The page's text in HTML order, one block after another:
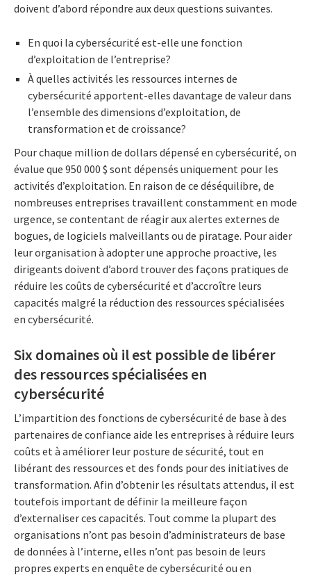
doivent d’abord répondre aux deux questions suivantes.
En quoi la cybersécurité est-elle une fonction
d’exploitation de l’entreprise?
À quelles activités les ressources internes de
cybersécurité apportent-elles davantage de valeur dans
l’ensemble des dimensions d’exploitation, de
transformation et de croissance?
Pour chaque million de dollars dépensé en cybersécurité, on
évalue que 950 000 $ sont dépensés uniquement pour les
activités d’exploitation. En raison de ce déséquilibre, de
nombreuses entreprises travaillent constamment en mode
urgence, se contentant de réagir aux alertes externes de
bogues, de logiciels malveillants ou de piratage. Pour aider
leur organisation à adopter une approche proactive, les
dirigeants doivent d’abord trouver des façons pratiques de
réduire les coûts de cybersécurité et d’accroître leurs
capacités malgré la réduction des ressources spécialisées
en cybersécurité.
Six domaines où il est possible de libérer
des ressources spécialisées en
cybersécurité
L’impartition des fonctions de cybersécurité de base à des
partenaires de confiance aide les entreprises à réduire leurs
coûts et à améliorer leur posture de sécurité, tout en
libérant des ressources et des fonds pour des initiatives de
transformation. Afin d’obtenir les résultats attendus, il est
toutefois important de définir la meilleure façon
d’externaliser ces capacités. Tout comme la plupart des
organisations n’ont pas besoin d’administrateurs de base
de données à l’interne, elles n’ont pas besoin de leurs
propres experts en enquête de cybersécurité ou en